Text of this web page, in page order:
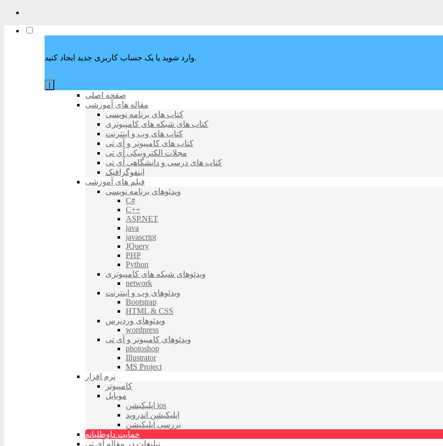
وارد شوید یا یک حساب کاربری جدید ایجاد کنید.
صفحه اصلی
مقاله های آموزشی
کتاب های برنامه نویسی
کتاب های شبکه های کامپیوتری
کتاب های وب و اینترنت
کتاب های کامپیوتر و آی تی
مجلات الکترونیکی آی تی
کتاب های درسی و دانشگاهی آی تی
اینفوگرافیک
فیلم های آموزشی
ویدئوهای برنامه نویسی
C#
C++
ASP.NET
java
javascript
JQuery
PHP
Python
ویدئوهای شبکه های کامپیوتری
network
ویدئوهای وب و اینترنت
Bootstrap
HTML & CSS
ویدئوهای وردپرس
wordpress
ویدئوهای کامپیوتر و آی تی
photoshop
Illustrator
MS Project
نرم افزار
کامپیوتر
موبایل
اپلیکیشن ios
اپلیکیشن اندروید
بررسی اپلیکیشن
حمایت داوطلبانه
تبلیغات در مقاله آی تی